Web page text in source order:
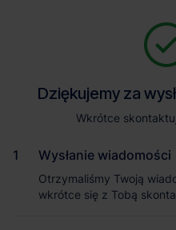
Dziękujemy za
Wkrótce
Wysłanie wiadomości
Otrzymaliśmy Twoją
wkrótce się z Tobą
Jesteśmy tu, żeby Ci pomóc.
pomożemy Ci wybrać najlepszą
Imię i nazwisko
Dziękujemy za
Wkrótce
Wysłanie wiadomości
Otrzymaliśmy Twoją
wkrótce się z Tobą